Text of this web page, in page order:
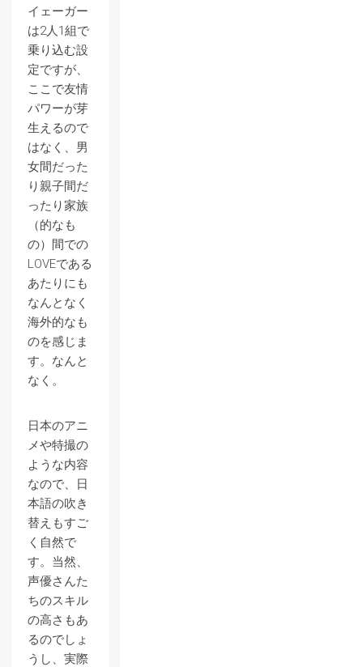
イェーガー
は2人1組で
乗り込む設
定ですが、
ここで友情
パワーが芽
生えるので
はなく、男
女間だった
り親子間だ
ったり家族
（的なも
の）間での
LOVEである
あたりにも
なんとなく
海外的なも
のを感じま
す。なんと
なく。
日本のアニ
メや特撮の
ような内容
なので、日
本語の吹き
替えもすご
く自然で
す。当然、
声優さんた
ちのスキル
の高さもあ
るのでしょ
うし、実際